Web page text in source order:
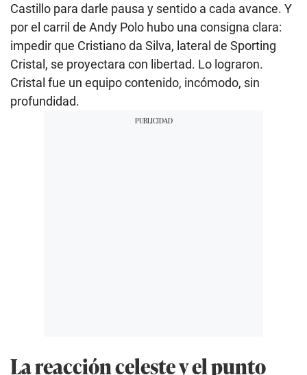
Castillo para darle pausa y sentido a cada avance. Y
por el carril de Andy Polo hubo una consigna clara:
impedir que Cristiano da Silva, lateral de Sporting
Cristal, se proyectara con libertad. Lo lograron.
Cristal fue un equipo contenido, incómodo, sin
profundidad.
La reacción celeste y el punto